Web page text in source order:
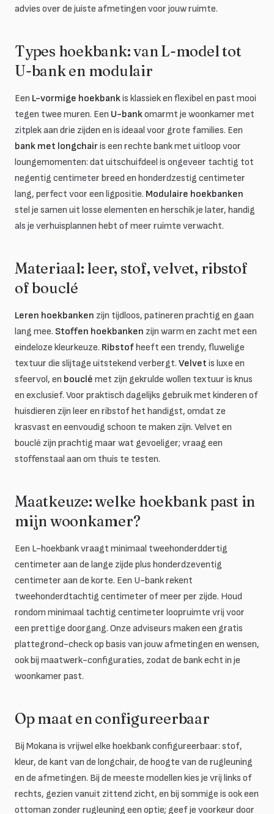
advies over de juiste afmetingen voor jouw ruimte.
Types hoekbank: van L-model tot
U-bank en modulair
Een L-vormige hoekbankis klassiek en flexibel en past mooi
tegen twee muren. Een U-bankomarmt je woonkamer met
zitplek aan drie zijden en is ideaal voor grote families. Een
bank met longchairis een rechte bank met uitloop voor
loungemomenten: dat uitschuifdeel is ongeveer tachtig tot
negentig centimeter breed en honderdzestig centimeter
lang, perfect voor een ligpositie. Modulaire hoekbanken
stel je samen uit losse elementen en herschik je later, handig
als je verhuisplannen hebt of meer ruimte verwacht.
Materiaal: leer, stof, velvet, ribstof
of bouclé
Leren hoekbanken zijn tijdloos, patineren prachtig en gaan
lang mee. Stoffen hoekbanken zijn warm en zacht met een
eindeloze kleurkeuze. Ribstofheeft een trendy, fluwelige
textuur die slijtage uitstekend verbergt. Velvet is luxe en
sfeervol, en bouclé met zijn gekrulde wollen textuur is knus
en exclusief. Voor praktisch dagelijks gebruik met kinderen of
huisdieren zijn leer en ribstof het handigst, omdat ze
krasvast en eenvoudig schoon te maken zijn. Velvet en
bouclé zijn prachtig maar wat gevoeliger; vraag een
stoffenstaal aan om thuis te testen.
Maatkeuze: welke hoekbank past in
mijn woonkamer?
Een L-hoekbank vraagt minimaal tweehonderddertig
centimeter aan de lange zijde plus honderdzeventig
centimeter aan de korte. Een U-bank rekent
tweehonderdtachtig centimeter of meer per zijde. Houd
rondom minimaal tachtig centimeter loopruimte vrij voor
een prettige doorgang. Onze adviseurs maken een gratis
plattegrond-check op basis van jouw afmetingen en wensen,
ook bij maatwerk-configuraties, zodat de bank echt in je
woonkamer past.
Op maat en configureerbaar
Bij Mokana is vrijwel elke hoekbank configureerbaar: stof,
kleur, de kant van de longchair, de hoogte van de rugleuning
en de afmetingen. Bij de meeste modellen kies je vrij links of
rechts, gezien vanuit zittend zicht, en bij sommige is ook een
ottoman zonder rugleuning een optie; geef je voorkeur door